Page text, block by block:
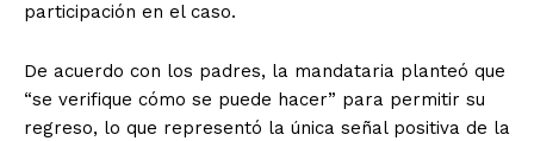
participación en el caso.
De acuerdo con los padres, la mandataria planteó que
“se verifique cómo se puede hacer” para permitir su
regreso, lo que representó la única señal positiva de la